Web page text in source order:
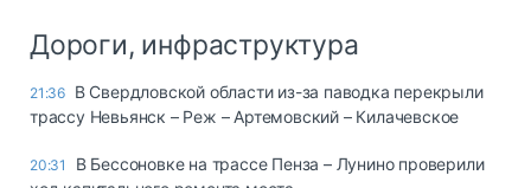
Дороги, инфраструктура
21:36 В Свердловской области из-за паводка перекрыли
трассу Невьянск – Реж – Артемовский – Килачевское
20:31
В Бессоновке на трассе Пенза – Лунино проверили